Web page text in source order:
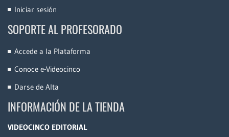
Iniciar sesión
SOPORTE AL PROFESORADO
Accede a la Plataforma
Conoce e-Videocinco
Darse de Alta
INFORMACIÓN DE LA TIENDA
VIDEOCINCO EDITORIAL